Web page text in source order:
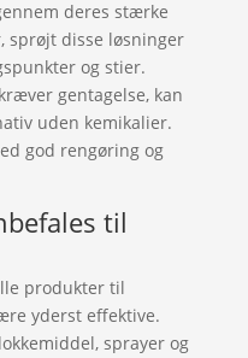
deres stærke
sprøjt disse løsninger
og stier.
gentagelse, kan
uden kemikalier.
god rengøring og
til
produkter til
yderst effektive.
sprayer og